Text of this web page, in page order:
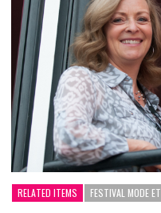
RELATED ITEMS FESTIVAL MODE